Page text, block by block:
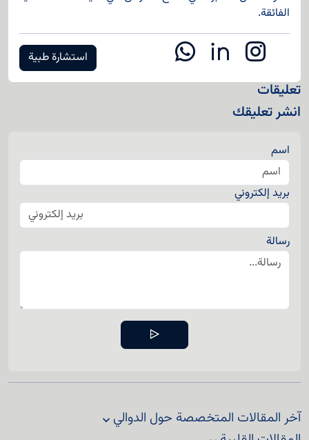
الفائقة.
استشارة طبية
تعليقات
انشر تعليقك
اسم
بريد إلكتروني
رسالة
آخر المقالات المتخصصة حول الدوالي